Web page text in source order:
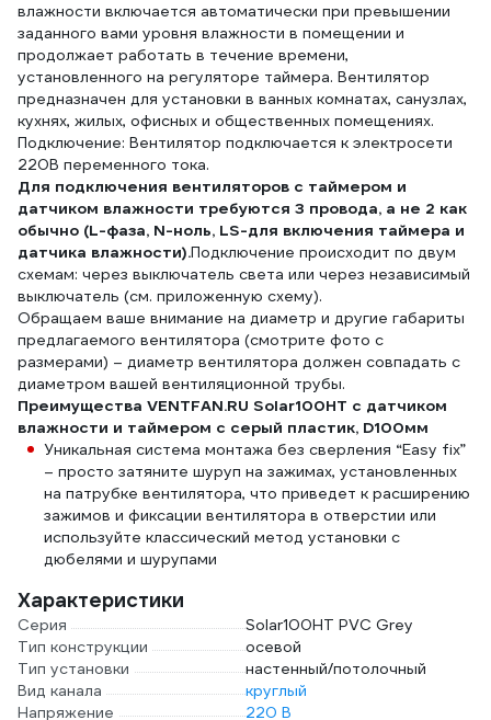
влажности включается автоматически при превышении
заданного вами уровня влажности в помещении и
продолжает работать в течение времени,
установленного на регуляторе таймера. Вентилятор
предназначен для установки в ванных комнатах, санузлах,
кухнях, жилых, офисных и общественных помещениях.
Подключение: Вентилятор подключается к электросети
220В переменного тока.
Для подключения вентиляторов с таймером и
датчиком влажности требуются 3 провода, а не 2 как
обычно (L-фаза, N-ноль, LS-для включения таймера и
датчика влажности).Подключение происходит по двум
схемам: через выключатель света или через независимый
выключатель (см. приложенную схему).
Обращаем ваше внимание на диаметр и другие габариты
предлагаемого вентилятора (смотрите фото с
размерами) – диаметр вентилятора должен совпадать с
диаметром вашей вентиляционной трубы.
Преимущества VENTFAN.RU Solar100HT с датчиком
влажности и таймером с серый пластик, D100мм
Уникальная система монтажа без сверления “Easy fix”
– просто затяните шуруп на зажимах, установленных
на патрубке вентилятора, что приведет к расширению
зажимов и фиксации вентилятора в отверстии или
используйте классический метод установки с
дюбелями и шурупами
Характеристики
Серия
Solar100HT PVC Grey
Тип конструкции
осевой
Тип установки
настенный/потолочный
Вид канала
круглый
Напряжение
220 В